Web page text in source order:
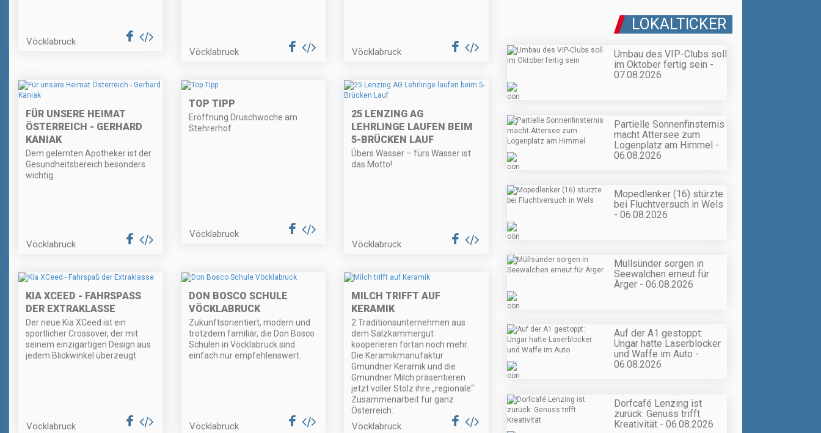
Vöcklabruck
Vöcklabruck Vöcklabruck
FÜR UNSERE HEIMAT
ÖSTERREICH - GERHARD
KANIAK
Dem gelernten Apotheker ist der
Gesundheitsbereich besonders
wichtig.
Vöcklabruck
TOP TIPP
Eröffnung Druschwoche am
Stehrerhof
Vöcklabruck
25 LENZING AG
LEHRLINGE LAUFEN BEIM
5-BRÜCKEN LAUF
Übers Wasser – fürs Wasser ist
das Motto!
Vöcklabruck
KIA XCEED - FAHRSPASS D
ER EXTRAKLASSE
Der neue Kia XCeed ist ein
sportlicher Crossover, der mit
seinem einzigartigen Design aus
jedem Blickwinkel überzeugt.
Vöcklabruck
DON BOSCO SCHULE
VÖCKLABRUCK
Zukunftsorientiert, modern und
trotzdem familiär, die Don Bosco
Schulen in Vöcklabruck sind
einfach nur empfehlenswert.
Vöcklabruck
MILCH TRIFFT AUF
KERAMIK
2 Traditionsunternehmen aus
dem Salzkammergut
kooperieren fortan noch mehr.
Die Keramikmanufaktur
Gmundner Keramik und die
Gmundner Milch präsentieren
jetzt voller Stolz ihre „regionale“
Zusammenarbeit für ganz
Österreich.
Vöcklabruck
LOKALTICKER
Umbau des VIP-Clubs soll
im Oktober fertig sein -
07.08.2026
Partielle Sonnenfinsternis
macht Attersee zum
Logenplatz am Himmel -
06.08.2026
Mopedlenker (16) stürzte
bei Fluchtversuch in Wels
- 06.08.2026
Müllsünder sorgen in
Seewalchen erneut für
Ärger - 06.08.2026
Auf der A1 gestoppt:
Ungar hatte Laserblocker
und Waffe im Auto -
06.08.2026
Dorfcafé Lenzing ist
zurück: Genuss trifft
Kreativität - 06.08.2026